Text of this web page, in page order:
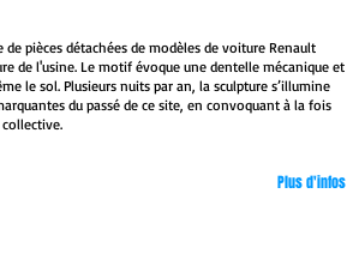
de pièces détachées de modèles de voiture Renault
de l'usine. Le motif évoque une dentelle mécanique et
le sol. Plusieurs nuits par an, la sculpture s’illumine
du passé de ce site, en convoquant à la fois
Plus d'infos